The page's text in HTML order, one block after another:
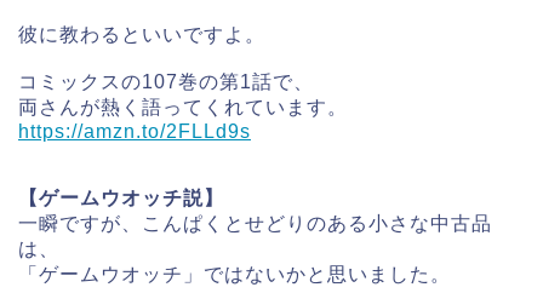
彼に教わるといいですよ。
コミックスの107巻の第1話で、
両さんが熱く語ってくれています。
https://amzn.to/2FLLd9s
【ゲームウオッチ説】
一瞬ですが、こんぱくとせどりのある小さな中古品
は、
「ゲームウオッチ」ではないかと思いました。